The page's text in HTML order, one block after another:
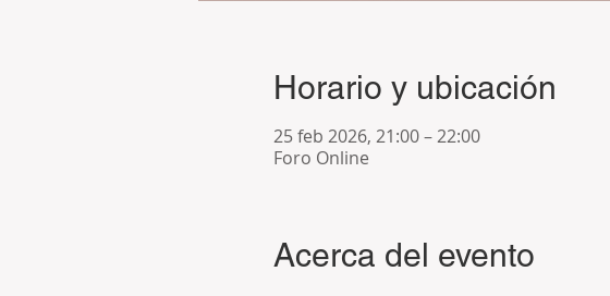
Horario y ubicación
25 feb 2026, 21:00 – 22:00
Foro Online
Acerca del evento